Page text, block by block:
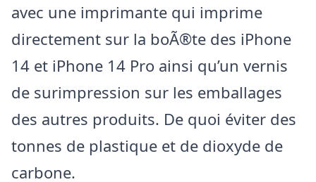
avec une imprimante qui imprime
directement sur la boÃ®te des iPhone
14 et iPhone 14 Pro ainsi qu’un vernis
de surimpression sur les emballages
des autres produits. De quoi éviter des
tonnes de plastique et de dioxyde de
carbone.